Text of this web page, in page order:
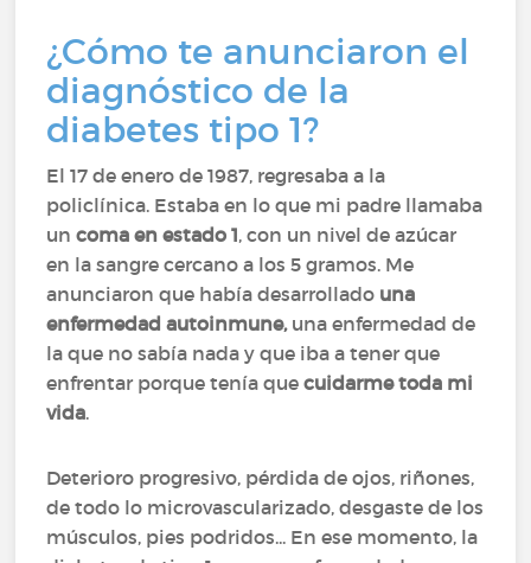
¿Cómo te anunciaron el
diagnóstico de la
diabetes tipo 1?
El 17 de enero de 1987, regresaba a la
policlínica. Estaba en lo que mi padre llamaba
un coma en estado 1, con un nivel de azúcar
en la sangre cercano a los 5 gramos. Me
anunciaron que había desarrollado una
enfermedad autoinmune,una enfermedad de
la que no sabía nada y que iba a tener que
enfrentar porque tenía quecuidarme toda mi
vida.
Deterioro progresivo, pérdida de ojos, riñones,
de todo lo microvascularizado, desgaste de los
músculos, pies podridos... En ese momento, la